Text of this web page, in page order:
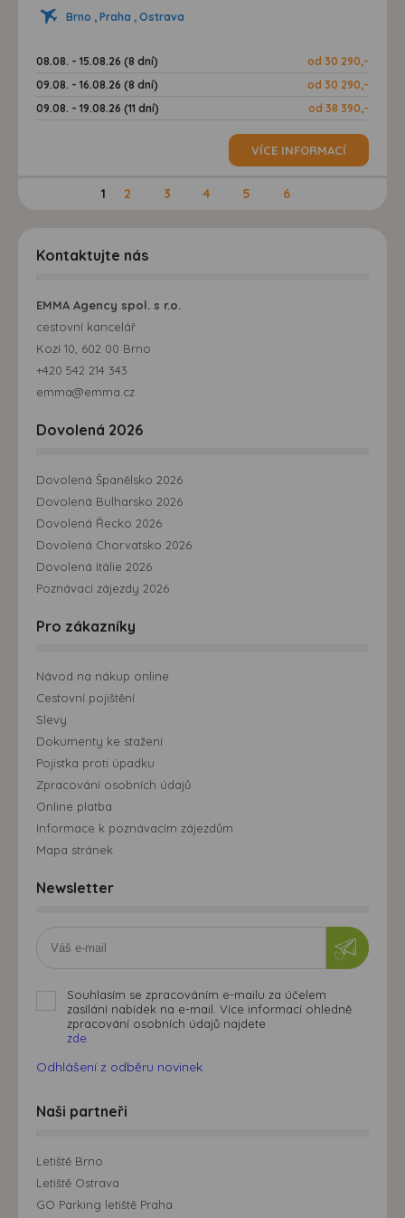
Brno , Praha , Ostrava
08.08. - 15.08.26 (8 dní)
od 30 290,-
09.08. - 16.08.26 (8 dní)
od 30 290,-
09.08. - 19.08.26 (11 dní)
od 38 390,-
VÍCE INFORMACÍ
1 2 3 4 5 6
Kontaktujte nás
EMMA Agency spol. s r.o.
cestovní kancelář
Kozí 10, 602 00 Brno
+420 542 214 343
emma@emma.cz
Dovolená 2026
Dovolená Španělsko 2026
Dovolená Bulharsko 2026
Dovolená Řecko 2026
Dovolená Chorvatsko 2026
Dovolená Itálie 2026
Poznávací zájezdy 2026
Pro zákazníky
Návod na nákup online
Cestovní pojištění
Slevy
Dokumenty ke stažení
Pojistka proti úpadku
Zpracování osobních údajů
Online platba
Informace k poznávacím zájezdům
Mapa stránek
Newsletter
Souhlasím se zpracováním e-mailu za účelem
zasílání nabídek na e-mail. Více informací ohledně
zpracování osobních údajů najdete
zde.
Odhlášení z odběru novinek
Naši partneři
Letiště Brno
Letiště Ostrava
GO Parking letiště Praha